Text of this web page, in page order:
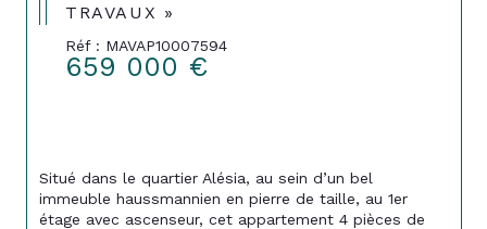
TRAVAUX »
Réf : MAVAP10007594
659 000 €
Situé dans le quartier Alésia, au sein d’un bel
immeuble haussmannien en pierre de taille, au 1er
étage avec ascenseur, cet appartement 4 pièces de